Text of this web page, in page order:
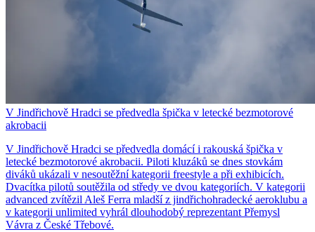
V Jindřichově Hradci se předvedla špička v letecké bezmotorové
akrobacii
V Jindřichově Hradci se předvedla domácí i rakouská špička v
letecké bezmotorové akrobacii. Piloti kluzáků se dnes stovkám
diváků ukázali v nesoutěžní kategorii freestyle a při exhibicích.
Dvacítka pilotů soutěžila od středy ve dvou kategoriích. V kategorii
advanced zvítězil Aleš Ferra mladší z jindřichohradecké aeroklubu a
v kategorii unlimited vyhrál dlouhodobý reprezentant Přemysl
Vávra z České Třebové.